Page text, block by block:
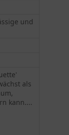
und
als
kann....